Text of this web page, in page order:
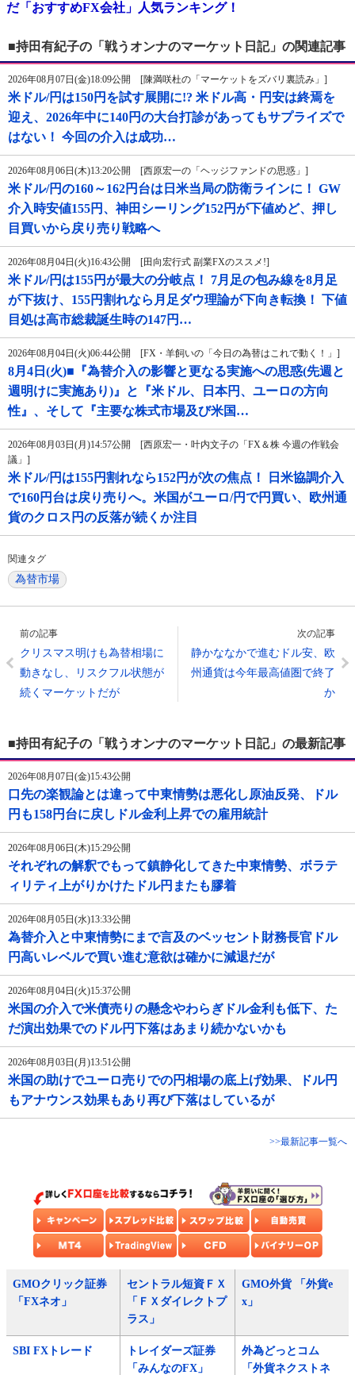
だ「おすすめFX会社」人気ランキング！
■持田有紀子の「戦うオンナのマーケット日記」の関連記事
2026年08月07日(金)18:09公開 [陳満咲杜の「マーケットをズバリ裏読み」]
米ドル/円は150円を試す展開に!? 米ドル高・円安は終焉を
迎え、2026年中に140円の大台打診があってもサプライズで
はない！ 今回の介入は成功…
2026年08月06日(木)13:20公開 [西原宏一の「ヘッジファンドの思惑」]
米ドル/円の160～162円台は日米当局の防衛ラインに！ GW
介入時安値155円、神田シーリング152円が下値めど、押し
目買いから戻り売り戦略へ
2026年08月04日(火)16:43公開 [田向宏行式 副業FXのススメ!]
米ドル/円は155円が最大の分岐点！ 7月足の包み線を8月足
が下抜け、155円割れなら月足ダウ理論が下向き転換！ 下値
目処は高市総裁誕生時の147円…
2026年08月04日(火)06:44公開 [FX・羊飼いの「今日の為替はこれで動く！」]
8月4日(火)■『為替介入の影響と更なる実施への思惑(先週と
週明けに実施あり)』と『米ドル、日本円、ユーロの方向
性』、そして『主要な株式市場及び米国…
2026年08月03日(月)14:57公開 [西原宏一・叶内文子の「FX＆株 今週の作戦会
議」]
米ドル/円は155円割れなら152円が次の焦点！ 日米協調介入
で160円台は戻り売りへ。米国がユーロ/円で円買い、欧州通
貨のクロス円の反落が続くか注目
関連タグ
為替市場
前の記事
クリスマス明けも為替相場に
動きなし、リスクフル状態が
続くマーケットだが
次の記事
静かななかで進むドル安、欧
州通貨は今年最高値圏で終了
か
■持田有紀子の「戦うオンナのマーケット日記」の最新記事
2026年08月07日(金)15:43公開
口先の楽観論とは違って中東情勢は悪化し原油反発、ドル
円も158円台に戻しドル金利上昇での雇用統計
2026年08月06日(木)15:29公開
それぞれの解釈でもって鎮静化してきた中東情勢、ボラテ
ィリティ上がりかけたドル円またも膠着
2026年08月05日(水)13:33公開
為替介入と中東情勢にまで言及のベッセント財務長官ドル
円高いレベルで買い進む意欲は確かに減退だが
2026年08月04日(火)15:37公開
米国の介入で米債売りの懸念やわらぎドル金利も低下、た
だ演出効果でのドル円下落はあまり続かないかも
2026年08月03日(月)13:51公開
米国の助けでユーロ売りでの円相場の底上げ効果、ドル円
もアナウンス効果もあり再び下落はしているが
>>最新記事一覧へ
GMOクリック証券
「FXネオ」
セントラル短資ＦＸ
「ＦＸダイレクトプ
ラス」
GMO外貨 「外貨e
x」
SBI FXトレード
トレイダーズ証券
「みんなのFX」
外為どっとコム
「外貨ネクストネ